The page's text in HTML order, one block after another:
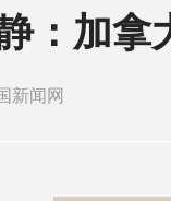
：加
新闻网